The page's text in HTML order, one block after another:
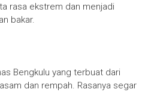
rasa ekstrem dan menjadi
bakar.
Bengkulu yang terbuat dari
dan rempah. Rasanya segar